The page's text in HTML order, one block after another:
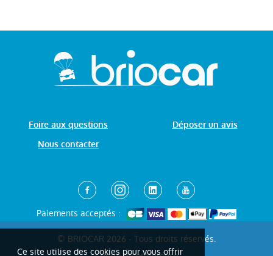
Ce site utilise des cookies pour vous offrir
Foire aux questions
Nous contacter
Déposer un avis
Paiements acceptés :
© BRIOCAR 2026 - Tous droits réservés.